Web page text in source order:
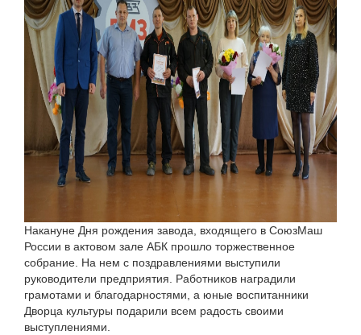
Накануне Дня рождения завода, входящего в СоюзМаш
России в актовом зале АБК прошло торжественное
собрание. На нем с поздравлениями выступили
руководители предприятия. Работников наградили
грамотами и благодарностями, а юные воспитанники
Дворца культуры подарили всем радость своими
выступлениями.